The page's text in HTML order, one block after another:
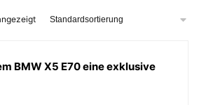
mehrere
Die
BMW X5 E70 eine exklusive